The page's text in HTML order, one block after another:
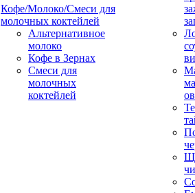
Кофе/Молоко/Смеси для
молочных коктейлей
Альтернативное
молоко
Кофе в Зернах
Смеси для
молочных
коктейлей